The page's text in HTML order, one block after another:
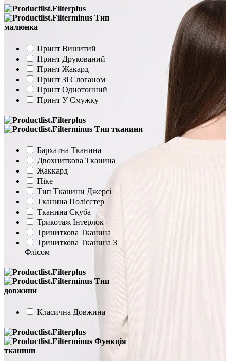
Тип
малюнка
Принт Вишитий
Принт Друкований
Принт Жакард
Принт Зі Слоганом
Принт Однотонний
Принт У Смужку
Тип тканини
Бархатна Тканина
Двохниткова Тканина
Жаккард
Піке
Тип Тканини Джерсі
Тканина Полієстер
Тканина Скуба
Трикотаж Інтерлок
Триниткова Тканина
Триниткова Тканина З
Флісом
Тип
довжини
Класична Довжина
Функція
тканини